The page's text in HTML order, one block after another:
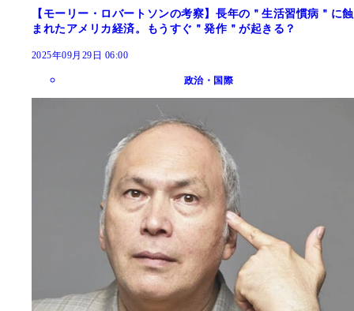
【モーリー・ロバートソンの考察】長年の＂生活習慣病＂に蝕
まれたアメリカ経済。もうすぐ＂発作＂が起きる？
2025年09月29日 06:00
政治・国際